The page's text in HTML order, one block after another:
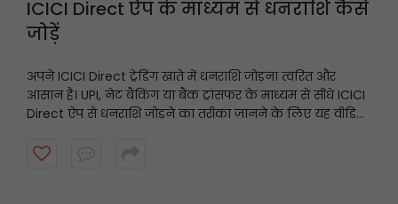
ICICI Direct ऐप के माध्यम से धनराशि कैसे
जोड़ें
अपने ICICI Direct ट्रेडिंग खाते में धनराशि जोड़ना त्वरित और
आसान है। UPI, नेट बैंकिंग या बैंक ट्रांसफर के माध्यम से सीधे ICICI
Direct ऐप से धनराशि जोड़ने का तरीका जानने के लिए यह वीडियो